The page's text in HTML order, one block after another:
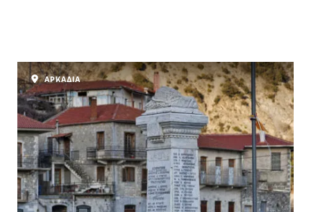
ΑΡΚΑΔΙΑ